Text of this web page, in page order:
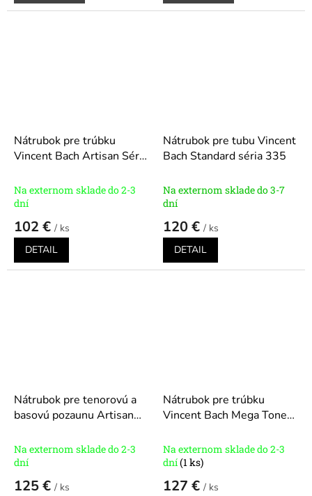
Nátrubok pre trúbku
Vincent Bach Artisan Séria
1/2B, 1 1/2C, 3C, 5C, 7D,
7C, 7V, 10 1/2C
Na externom sklade do 2-3
dní
102 € / ks
DETAIL
Nátrubok pre tubu Vincent
Bach Standard séria 335
Na externom sklade do 3-7
dní
120 € / ks
DETAIL
Nátrubok pre tenorovú a
basovú pozaunu Artisan
1/2G, 5G, 5GS, 6 1/2A, 6
1/2AL
Na externom sklade do 2-3
dní
125 € / ks
Nátrubok pre trúbku
Vincent Bach Mega Tone
1C, 1D, 1V, 1 1/4C, 1
1/2B, 1 1/2C, 2C, 2 1/2C,
3B, 3C, 5B, 5C, 7C
Na externom sklade do 2-3
dní(1 ks)
127 € / ks